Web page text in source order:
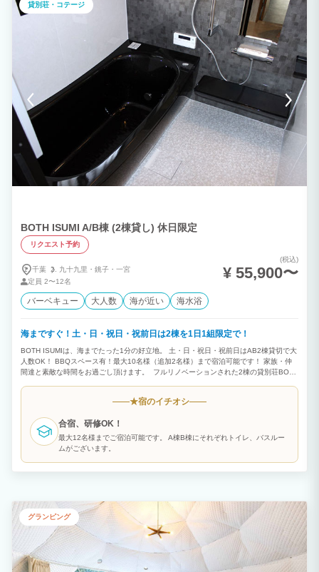
貸別荘・コテージ
BOTH ISUMI A/B棟 (2棟貸し) 休日限定
リクエスト予約
千葉 九十九里・ 銚子・ 一宮
定員 2〜12名
(税込)
¥ 55,900〜
バーベキュー 大人数 海が近い 海水浴
海まですぐ！土・日・祝日・祝前日は2棟を1日1組限定で！
BOTH ISUMIは、海までたった1分の好立地。 土・日・祝日・祝前日はAB2棟貸切で大
人数OK！ BBQスペース有！最大10名様（追加2名様）まで宿泊可能です！ 家族・仲
間達と素敵な時間をお過ごし頂けます。 フルリノベーションされた2棟の貸別荘BOTH
★宿のイチオシ
合宿、研修OK！
最大12名様までご宿泊可能です。 A棟B棟にそれぞれトイレ、バスルー
ムがございます。
グランピング